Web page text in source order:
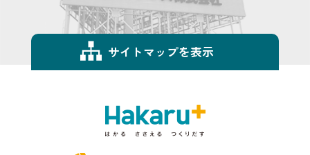
サイトマップを表示